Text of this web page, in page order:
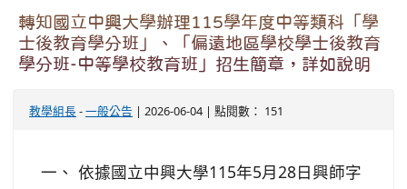
轉知國立中興大學辦理115學年度中等類科「學
士後教育學分班」、「偏遠地區學校學士後教育
學分班-中等學校教育班」招生簡章，詳如說明
教學組長-一般公告 | 2026-06-04 | 點閱數： 151
一、 依據國立中興大學115年5月28日興師字